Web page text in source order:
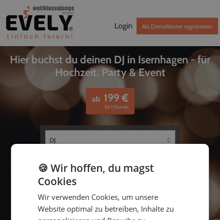
Login Als Dienstleister registrieren
Hier buchst du deinen DJ in Isernhagen - für
Hochzeit, Party & Event
ab 199€
für 1 Stunde
bis
🍪 Wir hoffen, du magst
Cookies
Wir verwenden Cookies, um unsere
Website optimal zu betreiben, Inhalte zu